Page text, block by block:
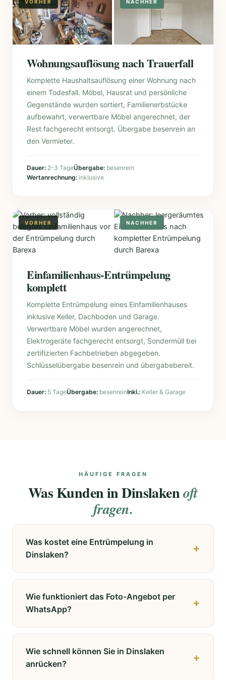
Wohnungsauflösung nach Trauerfall
Komplette Haushaltsauflösung einer Wohnung nach
einem Todesfall. Möbel, Hausrat und persönliche
Gegenstände wurden sortiert, Familienerbstücke
aufbewahrt, verwertbare Möbel angerechnet, der
Rest fachgerecht entsorgt. Übergabe besenrein an
den Vermieter.
Dauer: 2–3 TageÜbergabe: besenrein
Wertanrechnung: inklusive
Einfamilienhaus-Entrümpelung
komplett
Komplette Entrümpelung eines Einfamilienhauses
inklusive Keller, Dachboden und Garage.
Verwertbare Möbel wurden angerechnet,
Elektrogeräte fachgerecht entsorgt, Sondermüll bei
zertifizierten Fachbetrieben abgegeben.
Schlüsselübergabe besenrein und übergabebereit.
Dauer: 5 TageÜbergabe: besenreinInkl.: Keller & Garage
HÄUFIGE FRAGEN
Was Kunden in Dinslakenoft
fragen.
Was kostet eine Entrümpelung in
Dinslaken?
Die Kosten hängen von Wohnungsgröße, Aufwand
und Stockwerk ab. Nach Sichtung Ihrer Fotos
erhalten Sie ein verbindliches Festpreis-Angebot.
Verwertbare Möbel und Antiquitäten werden
angerechnet und reduzieren oft den Preis erheblich.
Wie funktioniert das Foto-Angebot per
WhatsApp?
Schicken Sie uns per WhatsApp an 0176 22862129
dazu Keller, Dachboden, Garage. Bitte auch ein paar
Wie schnell können Sie in Dinslaken
anrücken?